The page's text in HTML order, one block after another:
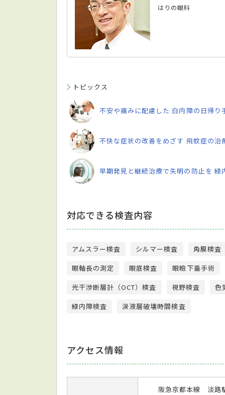
はりの眼科
トピックス
不安や痛みに配慮した 白内障の日帰り
不快な症状の改善をめざす 飛蚊症の治
早期発見と継続治療で失明の防止を 緑
対応できる検査内容
アムスラー検査 シルマー検査 角膜検査
眼軸長の測定
眼底検査 眼瞼下垂手術
光干渉断層計（OCT）検査
視野検査 色
緑内障検査
涙液層破壊時間検査
アクセス情報
阪急京都本線 淡路